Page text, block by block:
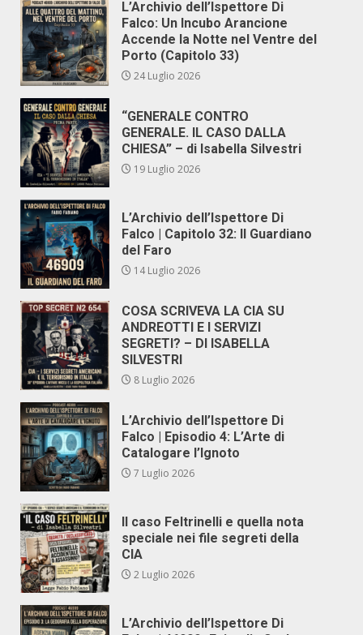
L’Archivio dell’Ispettore Di
Falco: Un Incubo Arancione
Accende la Notte nel Ventre del
Porto (Capitolo 33)
24 Luglio 2026
“GENERALE CONTRO
GENERALE. IL CASO DALLA
CHIESA” – di Isabella Silvestri
19 Luglio 2026
L’Archivio dell’Ispettore Di
Falco | Capitolo 32: Il Guardiano
del Faro
14 Luglio 2026
COSA SCRIVEVA LA CIA SU
ANDREOTTI E I SERVIZI
SEGRETI? – DI ISABELLA
SILVESTRI
8 Luglio 2026
L’Archivio dell’Ispettore Di
Falco | Episodio 4: L’Arte di
Catalogare l’Ignoto
7 Luglio 2026
Il caso Feltrinelli e quella nota
speciale nei file segreti della
CIA
2 Luglio 2026
L’Archivio dell’Ispettore Di